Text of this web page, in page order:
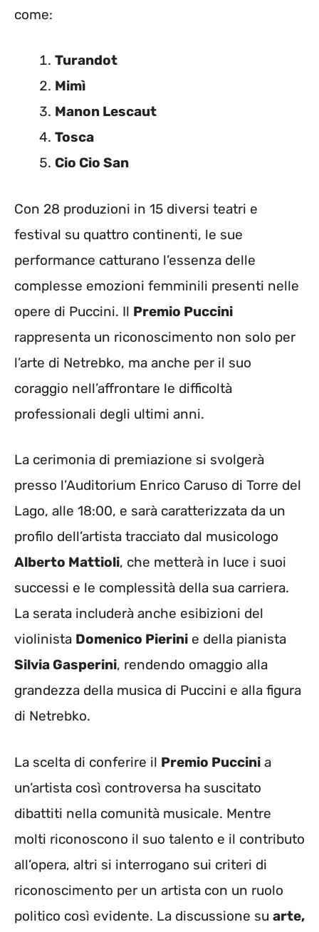
come:
Turandot
Mimì
Manon Lescaut
Tosca
Cio Cio San
Con 28 produzioni in 15 diversi teatri e
festival su quattro continenti, le sue
performance catturano l’essenza delle
complesse emozioni femminili presenti nelle
opere di Puccini. Il Premio Puccini
rappresenta un riconoscimento non solo per
l’arte di Netrebko, ma anche per il suo
coraggio nell’affrontare le difficoltà
professionali degli ultimi anni.
La cerimonia di premiazione si svolgerà
presso l’Auditorium Enrico Caruso di Torre del
Lago, alle 18:00, e sarà caratterizzata da un
profilo dell’artista tracciato dal musicologo
Alberto Mattioli, che metterà in luce i suoi
successi e le complessità della sua carriera.
La serata includerà anche esibizioni del
violinista Domenico Pierini e della pianista
Silvia Gasperini, rendendo omaggio alla
grandezza della musica di Puccini e alla figura
di Netrebko.
La scelta di conferire il Premio Puccini a
un’artista così controversa ha suscitato
dibattiti nella comunità musicale. Mentre
molti riconoscono il suo talento e il contributo
all’opera, altri si interrogano sui criteri di
riconoscimento per un artista con un ruolo
politico così evidente. La discussione su arte,